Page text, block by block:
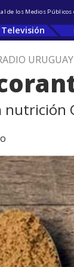
de los Medios
Televisión
URUGUAY
nutrición